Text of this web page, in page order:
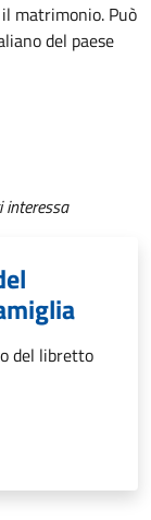
matrimonio. Può
del paese
interessa
del libretto